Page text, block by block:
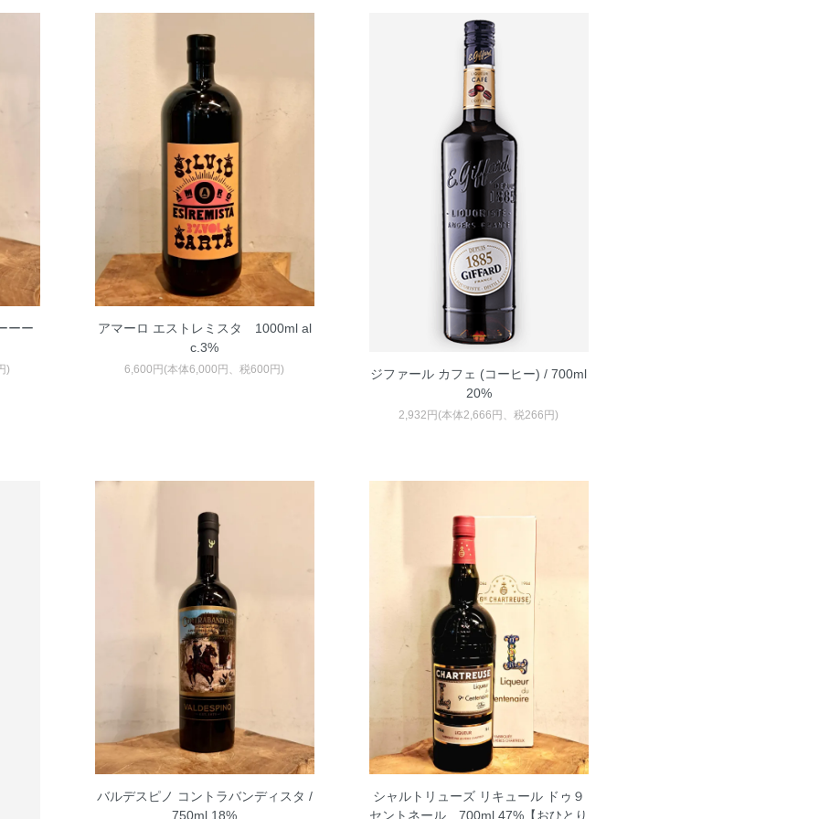
ーー
)
アマーロ エストレミスタ 1000ml al
c.3%
6,600円(本体6,000円、税600円)
ジファール カフェ (コーヒー) / 700ml
20%
2,932円(本体2,666円、税266円)
バルデスピノ コントラバンディスタ /
750ml 18%
シャルトリューズ リキュール ドゥ９
セントネール 700ml 47%【おひとり